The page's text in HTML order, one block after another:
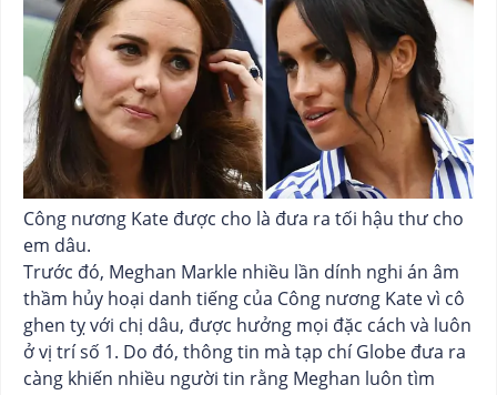
Công nương Kate được cho là đưa ra tối hậu thư cho
em dâu.
Trước đó, Meghan Markle nhiều lần dính nghi án âm
thầm hủy hoại danh tiếng của Công nương Kate vì cô
ghen tỵ với chị dâu, được hưởng mọi đặc cách và luôn
ở vị trí số 1. Do đó, thông tin mà tạp chí Globe đưa ra
càng khiến nhiều người tin rằng Meghan luôn tìm